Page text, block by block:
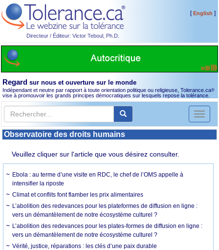
Directeur / Éditeur: Victor Teboul, Ph.D.
[English ]
Regard sur nous et ouverture sur le monde
Indépendant et neutre par rapport à toute orientation politique ou religieuse, Tolerance.ca®
vise à promouvoir les grands principes démocratiques sur lesquels repose la tolérance.
Toggle
Observatoire des droits humains
Veuillez cliquer sur l'article que vous désirez consulter.
Ebola : au terme d’une visite en RDC, le chef de l’OMS appelle à
intensifier la riposte
Climat et conflits font flamber les prix alimentaires
L’abolition des redevances pour les plateformes de diffusion en ligne :
vers un démantèlement de notre écosystème culturel ?
L’abolition des redevances pour les plates-formes de diffusion en ligne :
vers un démantèlement de notre écosystème culturel ?
Vérité, justice, réparations : les clés d’une paix durable